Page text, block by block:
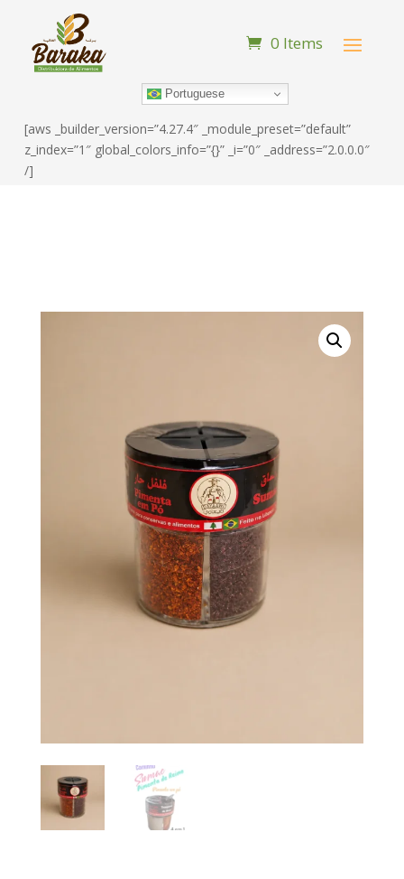
0 Items
Portuguese
[aws _builder_version=”4.27.4″ _module_preset=”default”
z_index=”1″ global_colors_info=”{}” _i=”0″ _address=”2.0.0.0″
/]